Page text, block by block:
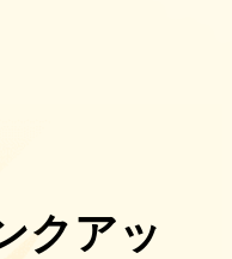
クアッ